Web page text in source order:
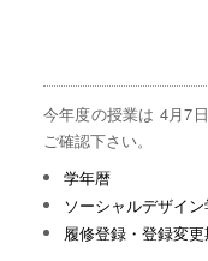
今年度の授業は 4月7
ご確認下さい。
学年暦
ソーシャルデザイ
履修登録・登録変更